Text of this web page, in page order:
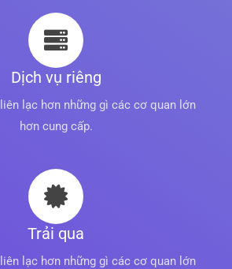
Dịch vụ riêng
lạc hơn những gì các cơ quan lớn
hơn cung cấp.
Trải qua
lạc hơn những gì các cơ quan lớn